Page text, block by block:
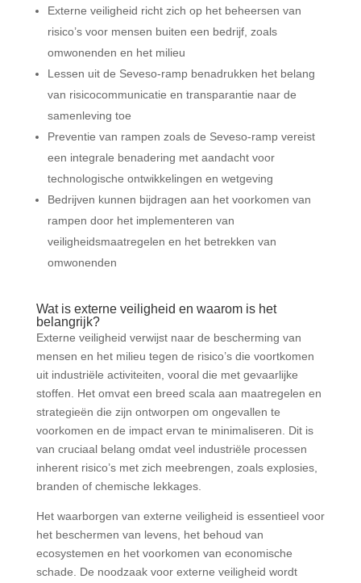
Externe veiligheid richt zich op het beheersen van
risico’s voor mensen buiten een bedrijf, zoals
omwonenden en het milieu
Lessen uit de Seveso-ramp benadrukken het belang
van risicocommunicatie en transparantie naar de
samenleving toe
Preventie van rampen zoals de Seveso-ramp vereist
een integrale benadering met aandacht voor
technologische ontwikkelingen en wetgeving
Bedrijven kunnen bijdragen aan het voorkomen van
rampen door het implementeren van
veiligheidsmaatregelen en het betrekken van
omwonenden
Wat is externe veiligheid en waarom is het
belangrijk?
Externe veiligheid verwijst naar de bescherming van
mensen en het milieu tegen de risico’s die voortkomen
uit industriële activiteiten, vooral die met gevaarlijke
stoffen. Het omvat een breed scala aan maatregelen en
strategieën die zijn ontworpen om ongevallen te
voorkomen en de impact ervan te minimaliseren. Dit is
van cruciaal belang omdat veel industriële processen
inherent risico’s met zich meebrengen, zoals explosies,
branden of chemische lekkages.
Het waarborgen van externe veiligheid is essentieel voor
het beschermen van levens, het behoud van
ecosystemen en het voorkomen van economische
schade. De noodzaak voor externe veiligheid wordt